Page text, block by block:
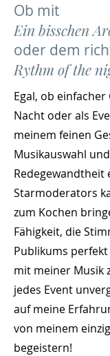
Ob mit
Ein bisschen
oder dem
Rythm of the
Egal, ob
Nacht oder als
meinem feinen
Musikauswahl
Redegewandtheit
Starmoderators
zum Kochen
Fähigkeit, die
Publikums
mit meiner Musik
jedes Event
auf meine
von meinem
begeistern!